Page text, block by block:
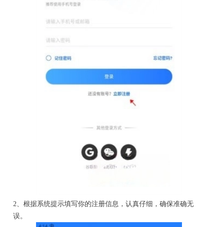
2、根据系统提示填写你的注册信息，认真仔细，确保准确无
误。